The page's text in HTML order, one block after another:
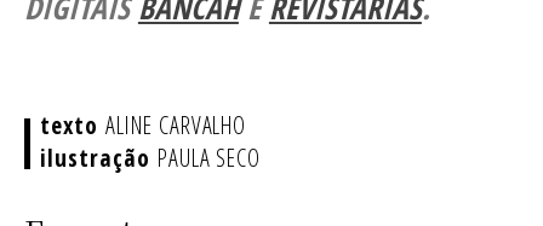
ALINE CARVALHO
PAULA SECO